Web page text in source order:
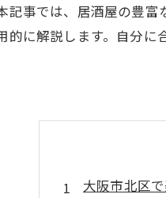
記事では、居酒屋の豊
に解説します。自分
大阪市北区